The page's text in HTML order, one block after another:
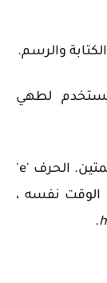
والرسم.
لطهي
يميز حرف العلة في المنتصف هاتين الكلمتين. الحرف 'e'
نفسه ،
.